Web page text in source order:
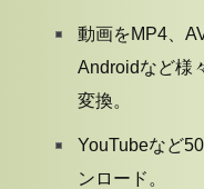
動画をMP4、
Androidなど様
変換。
YouTubeなど
ンロード。